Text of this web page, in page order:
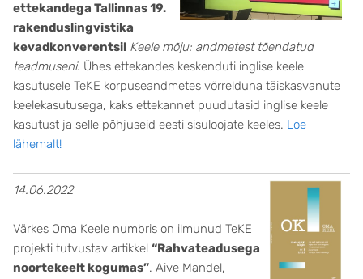
ettekandega Tallinnas 19.
rakenduslingvistika
kevadkonverentsil Keele mõju: andmetest tõendatud
teadmuseni. Ühes ettekandes keskenduti inglise keele
kasutusele TeKE korpuseandmetes võrrelduna täiskasvanute
keelekasutusega, kaks ettekannet puudutasid inglise keele
kasutust ja selle põhjuseid eesti sisuloojate keeles. Loe
lähemalt!
14.06.2022
Värkes Oma Keele numbris on ilmunud TeKE
projekti tutvustav artikkel “Rahvateadusega
noortekeelt kogumas”. Aive Mandel,